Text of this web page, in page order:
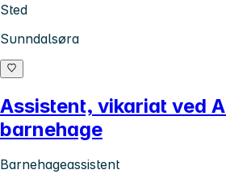
Sted
Sunndalsøra
Assistent, vikariat ved
barnehage
Barnehageassistent